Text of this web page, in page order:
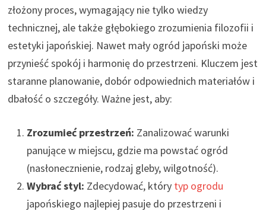
złożony proces, wymagający nie tylko wiedzy
technicznej, ale także głębokiego zrozumienia filozofii i
estetyki japońskiej. Nawet mały ogród japoński może
przynieść spokój i harmonię do przestrzeni. Kluczem jest
staranne planowanie, dobór odpowiednich materiałów i
dbałość o szczegóły. Ważne jest, aby:
Zrozumieć przestrzeń: Zanalizować warunki
panujące w miejscu, gdzie ma powstać ogród
(nasłonecznienie, rodzaj gleby, wilgotność).
Wybrać styl: Zdecydować, który typ ogrodu
japońskiego najlepiej pasuje do przestrzeni i